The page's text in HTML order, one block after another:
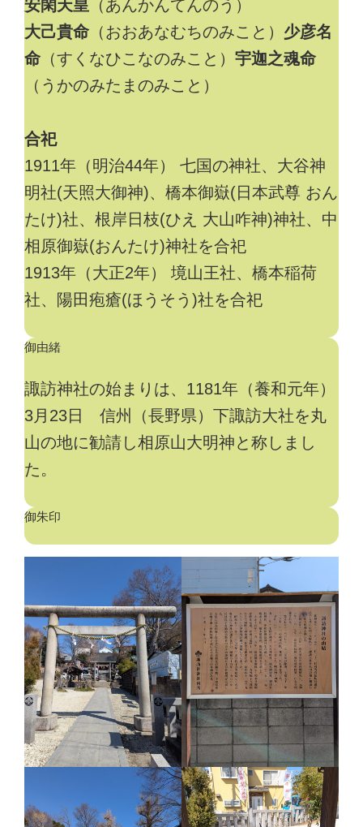
安閑天皇 （あんかんてんのう）
大己貴命 （おおあなむちのみこと） 少彦名
命 （すくなひこなのみこと） 宇迦之魂命
（うかのみたまのみこと）
合祀
1911年（明治44年） 七国の神社、大谷神
明社(天照大御神)、橋本御嶽(日本武尊 おん
たけ)社、根岸日枝(ひえ 大山咋神)神社、中
相原御嶽(おんたけ)神社を合祀
1913年（大正2年） 境山王社、橋本稲荷
社、陽田疱瘡(ほうそう)社を合祀
御由緒
諏訪神社の始まりは、1181年（養和元年）
3月23日 信州（長野県）下諏訪大社を丸
山の地に勧請し相原山大明神と称しまし
た。
御朱印